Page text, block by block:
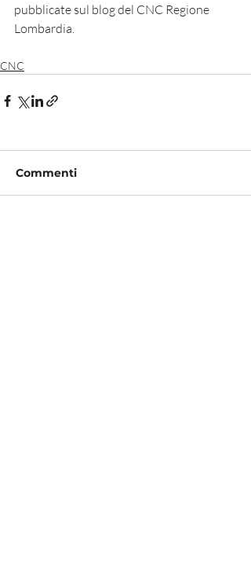
pubblicate sul blog del CNC Regione
Lombardia.
CNC
Commenti